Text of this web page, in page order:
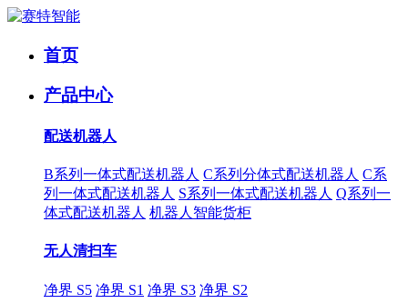
首页
产品中心
配送机器人
B系列一体式配送机器人 C系列分体式配送机器人 C系
列一体式配送机器人 S系列一体式配送机器人 Q系列一
体式配送机器人 机器人智能货柜
无人清扫车
净界 S5 净界 S1 净界 S3 净界 S2